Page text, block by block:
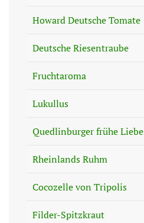
Howard Deutsche Tomate
Deutsche Riesentraube
Fruchtaroma
Lukullus
Quedlinburger frühe Liebe
Rheinlands Ruhm
Cocozelle von Tripolis
Filder-Spitzkraut